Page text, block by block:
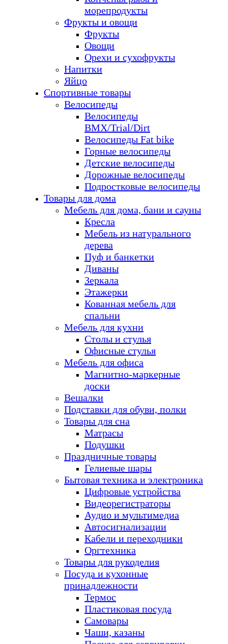
морепродукты
Фрукты и овощи
Фрукты
Овощи
Орехи и сухофрукты
Напитки
Яйцо
Спортивные товары
Велосипеды
Велосипеды
BMX/Trial/Dirt
Велосипеды Fat bike
Горные велосипеды
Детские велосипеды
Дорожные велосипеды
Подростковые велосипеды
Товары для дома
Мебель для дома, бани и сауны
Кресла
Мебель из натурального
дерева
Пуф и банкетки
Диваны
Зеркала
Этажерки
Кованная мебель для
спальни
Мебель для кухни
Столы и стулья
Офисные стулья
Мебель для офиса
Магнитно-маркерные
доски
Вешалки
Подставки для обуви, полки
Товары для сна
Матрасы
Подушки
Праздничные товары
Гелиевые шары
Бытовая техника и электроника
Цифровые устройства
Видеорегистраторы
Аудио и мультимедиа
Автосигнализации
Кабели и переходники
Оргтехника
Товары для рукоделия
Посуда и кухонные
принадлежности
Термос
Пластиковая посуда
Самовары
Чаши, казаны